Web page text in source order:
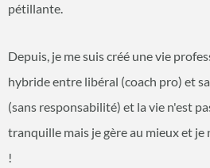
pétillante.
Depuis, je me suis créé une vie
hybride entre libéral (coach pro) et
(sans responsabilité) et la vie n'est
tranquille mais je gère au mieux et
!